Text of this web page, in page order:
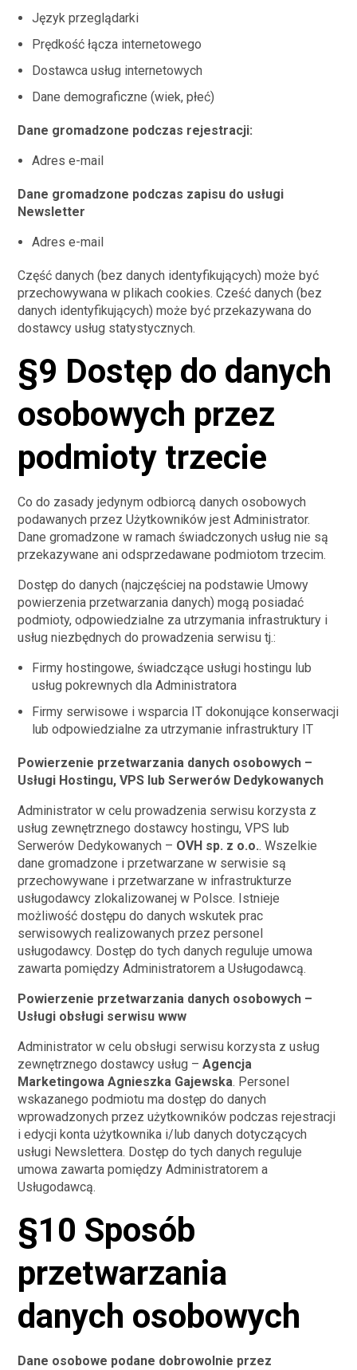
Język przeglądarki
Prędkość łącza internetowego
Dostawca usług internetowych
Dane demograficzne (wiek, płeć)
Dane gromadzone podczas rejestracji:
Adres e-mail
Dane gromadzone podczas zapisu do usługi
Newsletter
Adres e-mail
Część danych (bez danych identyfikujących) może być
przechowywana w plikach cookies. Cześć danych (bez
danych identyfikujących) może być przekazywana do
dostawcy usług statystycznych.
§9 Dostęp do danych
osobowych przez
podmioty trzecie
Co do zasady jedynym odbiorcą danych osobowych
podawanych przez Użytkowników jest Administrator.
Dane gromadzone w ramach świadczonych usług nie są
przekazywane ani odsprzedawane podmiotom trzecim.
Dostęp do danych (najczęściej na podstawie Umowy
powierzenia przetwarzania danych) mogą posiadać
podmioty, odpowiedzialne za utrzymania infrastruktury i
usług niezbędnych do prowadzenia serwisu tj.:
Firmy hostingowe, świadczące usługi hostingu lub
usług pokrewnych dla Administratora
Firmy serwisowe i wsparcia IT dokonujące konserwacji
lub odpowiedzialne za utrzymanie infrastruktury IT
Powierzenie przetwarzania danych osobowych –
Usługi Hostingu, VPS lub Serwerów Dedykowanych
Administrator w celu prowadzenia serwisu korzysta z
usług zewnętrznego dostawcy hostingu, VPS lub
Serwerów Dedykowanych – OVH sp. z o.o.. Wszelkie
dane gromadzone i przetwarzane w serwisie są
przechowywane i przetwarzane w infrastrukturze
usługodawcy zlokalizowanej w Polsce. Istnieje
możliwość dostępu do danych wskutek prac
serwisowych realizowanych przez personel
usługodawcy. Dostęp do tych danych reguluje umowa
zawarta pomiędzy Administratorem a Usługodawcą.
Powierzenie przetwarzania danych osobowych –
Usługi obsługi serwisu www
Administrator w celu obsługi serwisu korzysta z usług
zewnętrznego dostawcy usług –Agencja
Marketingowa Agnieszka Gajewska. Personel
wskazanego podmiotu ma dostęp do danych
wprowadzonych przez użytkowników podczas rejestracji
i edycji konta użytkownika i/lub danych dotyczących
usługi Newslettera. Dostęp do tych danych reguluje
umowa zawarta pomiędzy Administratorem a
Usługodawcą.
§10 Sposób
przetwarzania
danych osobowych
Dane osobowe podane dobrowolnie przez